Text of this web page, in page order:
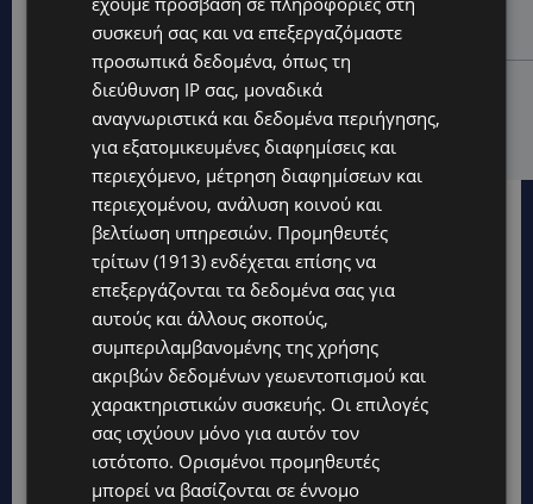
ΔΕΝ ΥΠΟΧΩΡΕΙ Ο ΚΑΥΣΩΝΑΣ: Νέα κίτρινη
προειδοποίηση για 40άρια – Πότε τίθεται σε ισχύ
UPDATES
VIRAL: Κοράκι πήρε στο κυνήγι γυναίκα – Η
απρόσμενη επίθεση καταγράφηκε σε βίντεο
συσκευή σας και να επεξεργαζόμαστε
προσωπικά δεδομένα, όπως τη
διεύθυνση IP σας, μοναδικά
αναγνωριστικά και δεδομένα περιήγησης,
για εξατομικευμένες διαφημίσεις και
περιεχόμενο, μέτρηση διαφημίσεων και
περιεχομένου, ανάλυση κοινού και
βελτίωση υπηρεσιών. Προμηθευτές
τρίτων (1913) ενδέχεται επίσης να
επεξεργάζονται τα δεδομένα σας για
αυτούς και άλλους σκοπούς,
συμπεριλαμβανομένης της χρήσης
ακριβών δεδομένων γεωεντοπισμού και
χαρακτηριστικών συσκευής. Οι επιλογές
σας ισχύουν μόνο για αυτόν τον
ιστότοπο. Ορισμένοι προμηθευτές
μπορεί να βασίζονται σε έννομο